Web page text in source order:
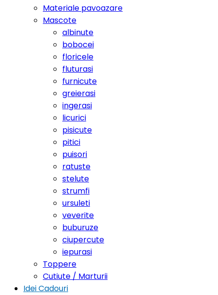
Materiale pavoazare
Mascote
albinute
bobocei
floricele
fluturasi
furnicute
greierasi
ingerasi
licurici
pisicute
pitici
puisori
ratuste
stelute
strumfi
ursuleti
veverite
buburuze
ciupercute
iepurasi
Toppere
Cutiute / Marturii
Idei Cadouri